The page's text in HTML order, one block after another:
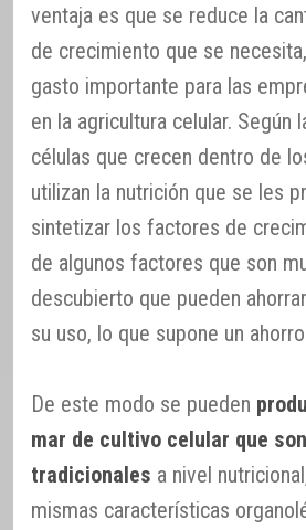
ventaja es que se reduce la
de crecimiento que se
gasto importante para las
en la agricultura celular. Según
células que crecen dentro de
utilizan la nutrición que se les
sintetizar los factores de
de algunos factores que son
descubierto que pueden
su uso, lo que supone un
De este modo se pueden
mar de cultivo celular que
tradicionales a nivel
mismas características